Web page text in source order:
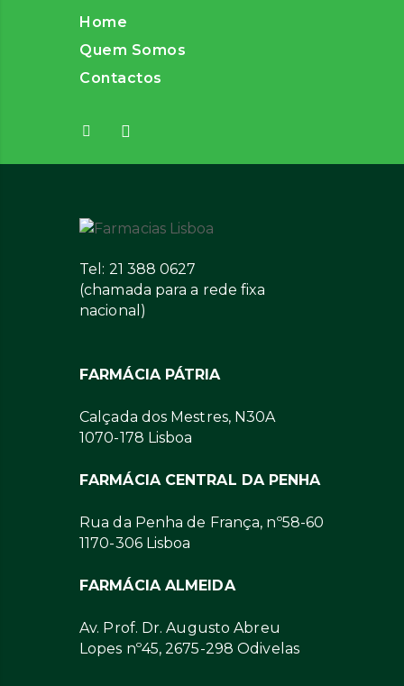
Home
Quem Somos
Contactos
Tel: 21 388 0627
(chamada para a rede fixa
nacional)
FARMÁCIA PÁTRIA
Calçada dos Mestres, N30A
1070-178 Lisboa
FARMÁCIA CENTRAL DA PENHA
Rua da Penha de França, nº58-60
1170-306 Lisboa
FARMÁCIA ALMEIDA
Av. Prof. Dr. Augusto Abreu
Lopes nº45, 2675-298 Odivelas